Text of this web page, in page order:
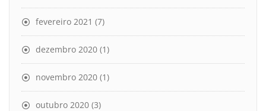
fevereiro 2021 (7)
dezembro 2020 (1)
novembro 2020 (1)
outubro 2020 (3)